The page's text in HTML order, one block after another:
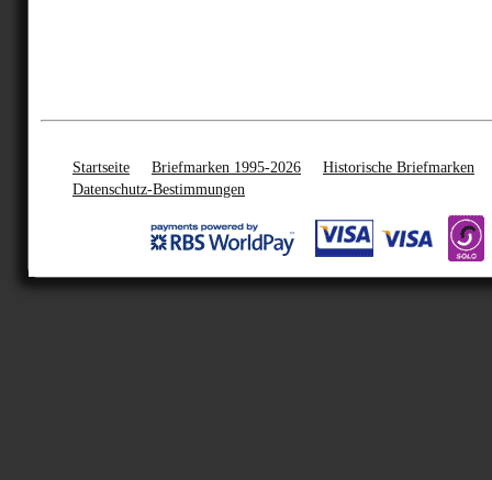
Startseite Briefmarken 1995-2026
Historische Briefmarken
Datenschutz-Bestimmungen